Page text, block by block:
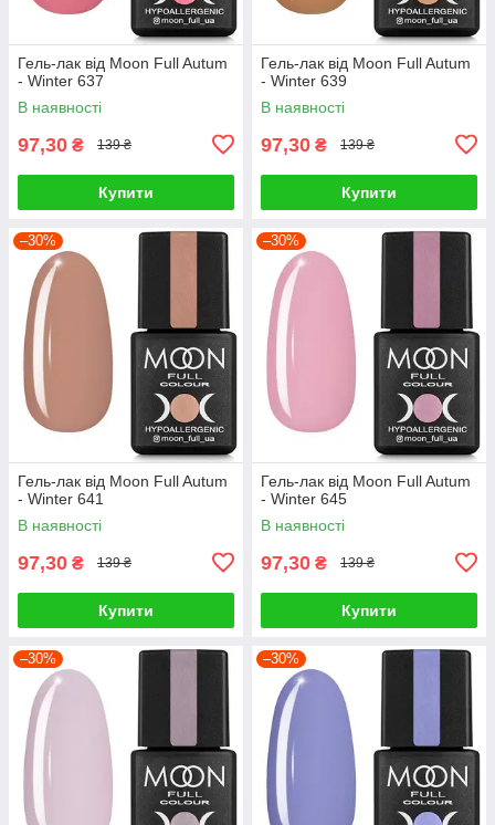
Гель-лак від Moon Full Autum
- Winter 637
В наявності
97,30 ₴ 139 ₴
Купити
Гель-лак від Moon Full Autum
- Winter 639
В наявності
97,30 ₴ 139 ₴
Купити
–30%
Гель-лак від Moon Full Autum
- Winter 641
В наявності
97,30 ₴ 139 ₴
Купити
–30%
Гель-лак від Moon Full Autum
- Winter 645
В наявності
97,30 ₴ 139 ₴
Купити
–30% –30%